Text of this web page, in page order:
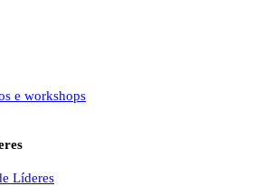
e workshops
Líderes